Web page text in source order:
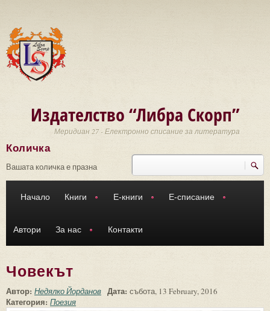
Издателство “Либра Скорп”
Меридиан 27 - Електронно списание за литература
Търси
Количка
Вашата количка е празна
Начало Книги Е-книги Е-списание
Автори За нас Контакти
Човекът
Автор: Недялко Йорданов Дата: събота, 13 February, 2016
Категория: Поезия